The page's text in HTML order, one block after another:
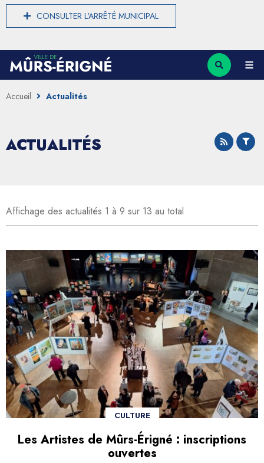
CONSULTER L'ARRÊTÉ MUNICIPAL
Accueil Actualités
ACTUALITÉS
Affichage des actualités 1 à 9 sur 13 au total
CULTURE
Les Artistes de Mûrs-Érigné : inscriptions
ouvertes